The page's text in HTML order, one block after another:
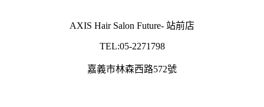
AXIS Hair Salon Future- 站前店
TEL:05-2271798
嘉義市林森西路572號